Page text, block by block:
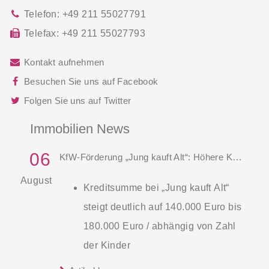
Telefon: +49 211 55027791
Telefax: +49 211 55027793
Kontakt aufnehmen
Besuchen Sie uns auf Facebook
Folgen Sie uns auf Twitter
Immobilien News
06
August
KfW-Förderung „Jung kauft Alt“: Höhere Kredite ab August 2026
Kreditsumme bei „Jung kauft Alt“
steigt deutlich auf 140.000 Euro bis
180.000 Euro / abhängig von Zahl
der Kinder